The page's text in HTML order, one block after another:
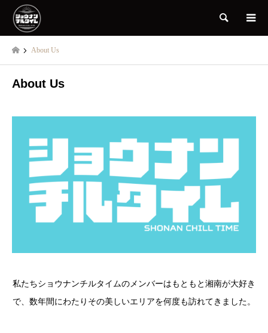
検索
About Us
About Us
私たちショウナンチルタイムのメンバーはもともと湘南が大好き
で、数年間にわたりその美しいエリアを何度も訪れてきました。